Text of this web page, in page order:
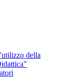
della